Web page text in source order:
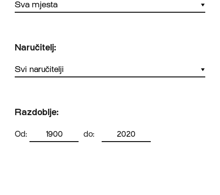
Naručitelj:
Razdoblje:
Od: do: